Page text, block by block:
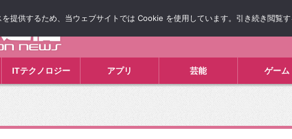
ITテクノロジー アプリ 芸能 ゲーム
提供するため、当ウェブサイトでは Cookie を使用しています。引き続き閲覧